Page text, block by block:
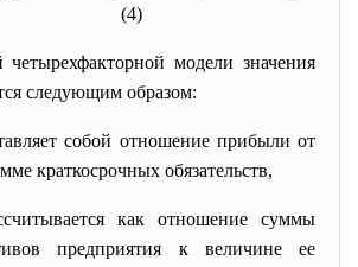
(4)
модели значения
следующим образом:
собой отношение прибыли от
краткосрочных обязательств,
как отношение суммы
предприятия к величине ее